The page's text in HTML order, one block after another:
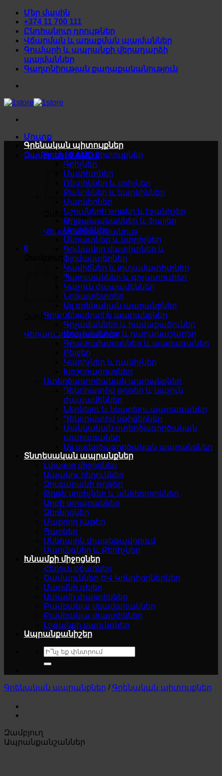
Skip
content
Մեր մասին
+374 11 700 111
Ընդհանուր դրույթներ
Վճարման և առաքման պայմաններ
Գումարի և ապրանքի վերադարձի
պայմաններ
Գաղտնիության քաղաքականություն
Մուտք
Զամբյուղ /0AMD 0
Զամբյուղը դատարկ է
Վերադառնալ խանութ
0
Զամբյուղը դատարկ է
Վերադառնալ խանութ
Գրենական պիտույքներ
Գրենական պիտույքներ
Գրիչներ
Մատիտներ
Ռետիններ և սրիչներ
Քանոններ և կարկիններ
Մարկերներ
Նշումների թղթեր և էջանիշեր
Թղթապանակներ և ֆայլեր
Սոսինձներ
Մկրատներ և կտրիչներ
Գունավոր մատիտներ և
ֆլոմաստերներ
Կավիճներ և յուղամատիտներ
Պայուսակներ և գրչատուփեր
Կպչուն ժապավեններ
Նոթատետրեր
Այլ գրենական ապրանքներ
Գրասենյակային ապրանքներ
Գրչամաններ և հավաքածուներ
Աղբամաններ և դարակաշարեր
Գրատախտակներ և պարագաներ
Բեյջեր
Կարիչներ և դակիչներ
Խոշորացույցներ
Ստեղծագործական ապրանքներ
Դեկորատիվ թղթեր և կպչուն
ժապավեններ
Ներկելու և նկարելու պարագաներ
Դեկորատիվ սթիքերներ
Մանկական ստեղծագործական
պարագաներ
Այլ ստեղծագործական ապրանքներ
Տնտեսական ապրանքներ
Լվացող միջոցներ
Ապակու հեղուկներ
Զուգարանի թղթեր
Թղթե սրբիչներ և անձեռոցիկներ
Աղբի տոպրակներ
Ձեռնոցներ
Մաքրող լաթեր
Պարկեր
Սննդային փաթեթավորում
Սպունգներ և Քերիչներ
Խնամքի միջոցներ
Հեղուկ օճառներ
Շամպուններ ԵՎ Կոնդիցոներներ
Մարմնի գելեր
Ատամի փայտիկներ
Բամբակյա սկավառակներ
Բամբակյա փայտիկներ
Լոգանքի սպունգներ
Ապրանքանիշեր
Search
for:
Գրենական ապրանքներ / Գրենական պիտույքներ
Զամբյուղ
Ապրանքանշաններ